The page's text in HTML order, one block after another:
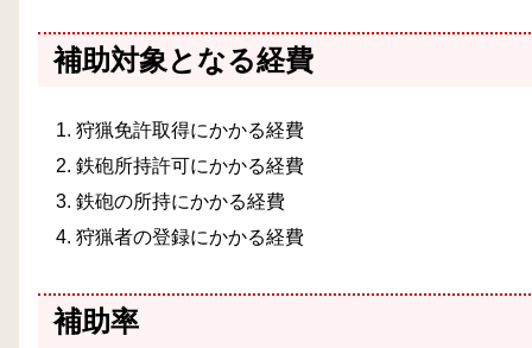
補助対象となる経費
狩猟免許取得にかかる経費
鉄砲所持許可にかかる経費
鉄砲の所持にかかる経費
狩猟者の登録にかかる経費
補助率